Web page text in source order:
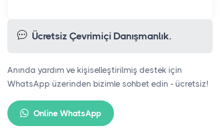
Ücretsiz Çevrimiçi Danışmanlık.
Anında yardım ve kişiselleştirilmiş destek için
WhatsApp üzerinden bizimle sohbet edin - ücretsiz!
Online WhatsApp